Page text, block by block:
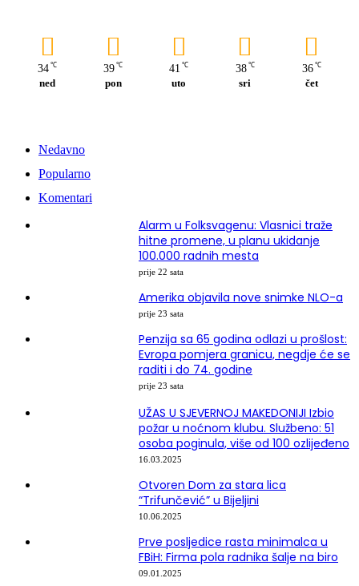
34 ℃
ned
39 ℃
pon
41 ℃
uto
38 ℃
sri
36 ℃
čet
Nedavno
Popularno
Komentari
Alarm u Folksvagenu: Vlasnici traže
hitne promene, u planu ukidanje
100.000 radnih mesta
prije 22 sata
Amerika objavila nove snimke NLO-a
prije 23 sata
Penzija sa 65 godina odlazi u prošlost:
Evropa pomjera granicu, negdje će se
raditi i do 74. godine
prije 23 sata
UŽAS U SJEVERNOJ MAKEDONIJI Izbio
požar u noćnom klubu. Službeno: 51
osoba poginula, više od 100 ozlijeđeno
16.03.2025
Otvoren Dom za stara lica
“Trifunčević” u Bijeljini
10.06.2025
Prve posljedice rasta minimalca u
FBiH: Firma pola radnika šalje na biro
09.01.2025